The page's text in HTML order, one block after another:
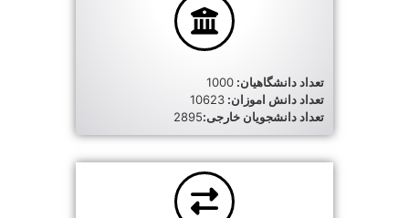
تعداد دانشگاهیان: 1000
تعداد دانش اموزان: 10623
تعداد دانشجویان خارجی:2895